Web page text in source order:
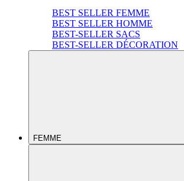
BEST SELLER FEMME
BEST SELLER HOMME
BEST-SELLER SACS
BEST-SELLER DÉCORATION
FEMME